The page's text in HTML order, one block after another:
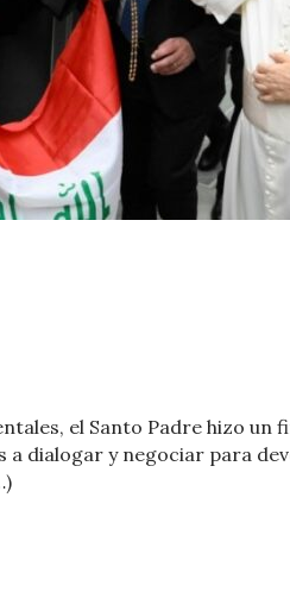
el Santo Padre hizo un
dialogar y negociar para